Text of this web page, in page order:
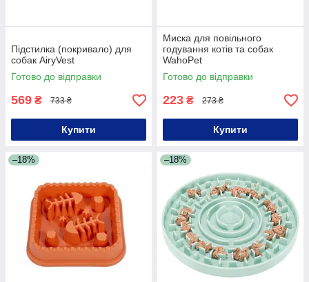
Підстилка (покривало) для
собак AiryVest
Готово до відправки
569 ₴ 733 ₴
Купити
Миска для повільного
годування котів та собак
WahoPet
Готово до відправки
223 ₴ 273 ₴
Купити
–18% –18%